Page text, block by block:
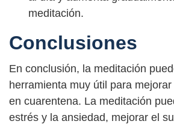
meditación.
Conclusiones
En conclusión, la meditación
herramienta muy útil para
en cuarentena. La meditación
estrés y la ansiedad, mejorar el